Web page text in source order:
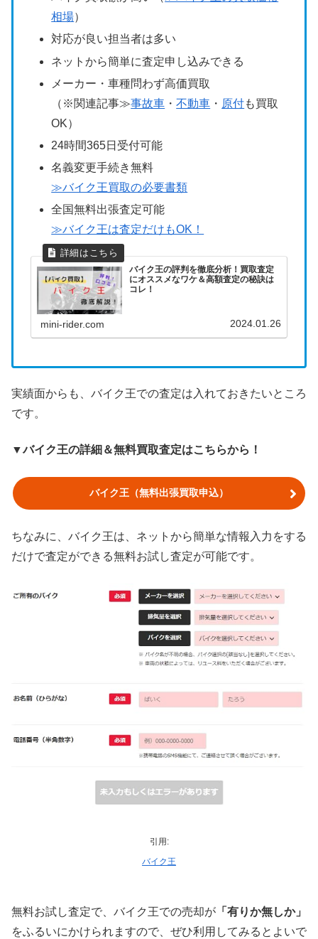
相場）
対応が良い担当者は多い
ネットから簡単に査定申し込みできる
メーカー・車種問わず高価買取
（※関連記事≫事故車 ・不動車 ・ 原付も買取
OK）
24時間365日受付可能
名義変更手続き無料
≫バイク王買取の必要書類
全国無料出張査定可能
≫バイク王は査定だけもOK！
バイク王の評判を徹底分析！買取査定
にオススメなワケ＆高額査定の秘訣は
コレ！
mini-rider.com 2024.01.26
実績面からも、バイク王での査定は入れておきたいところ
です。
▼バイク王の詳細＆無料買取査定はこちらから！
バイク王（無料出張買取申込）
ちなみに、バイク王は、ネットから簡単な情報入力をする
だけで査定ができる無料お試し査定が可能です。
引用:
バイク王
無料お試し査定で、バイク王での売却が 「有りか無しか」
をふるいにかけられますので、ぜひ利用してみるとよいで